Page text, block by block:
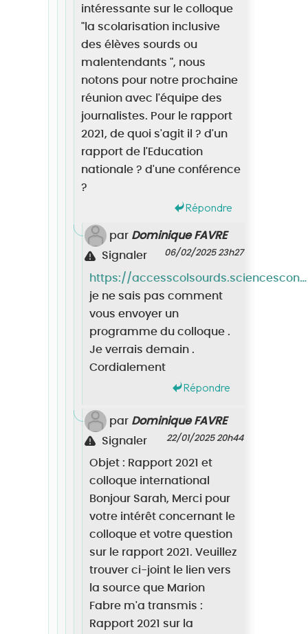
intéressante sur le colloque
"la scolarisation inclusive
des élèves sourds ou
malentendants ", nous
notons pour notre prochaine
réunion avec l'équipe des
journalistes. Pour le rapport
2021, de quoi s'agit il ? d'un
rapport de l'Education
nationale ? d'une conférence
?
Répondre
par Dominique FAVRE
06/02/2025 23h27
Signaler
https://accesscolsourds.sciencesconf.org/
je ne sais pas comment
vous envoyer un
programme du colloque .
Je verrais demain .
Cordialement
Répondre
par Dominique FAVRE
22/01/2025 20h44
Signaler
Objet : Rapport 2021 et
colloque international
Bonjour Sarah, Merci pour
votre intérêt concernant le
colloque et votre question
sur le rapport 2021. Veuillez
trouver ci-joint le lien vers
la source que Marion
Fabre m'a transmis :
Rapport 2021 sur la